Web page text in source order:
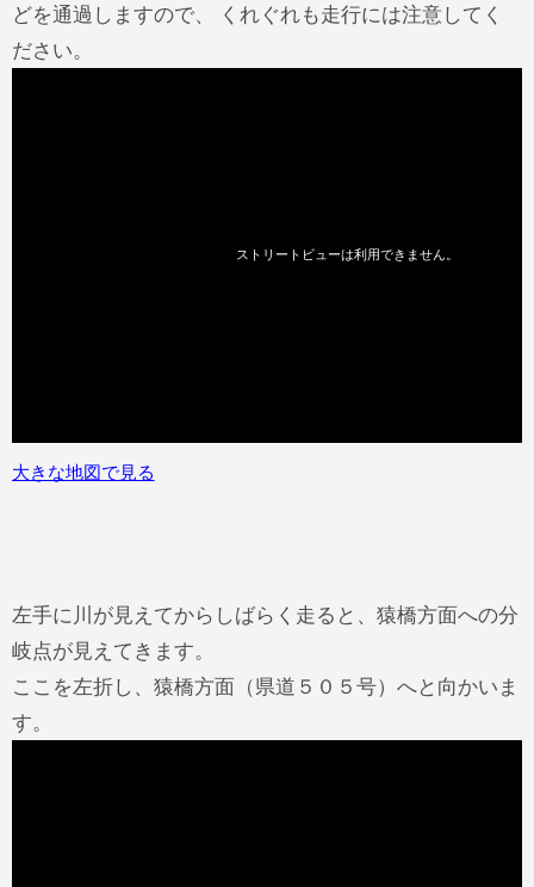
どを通過しますので、 くれぐれも走行には注意してく
ださい。
大きな地図で見る
左手に川が見えてからしばらく走ると、猿橋方面への分
岐点が見えてきます。
ここを左折し、猿橋方面（県道５０５号）へと向かいま
す。